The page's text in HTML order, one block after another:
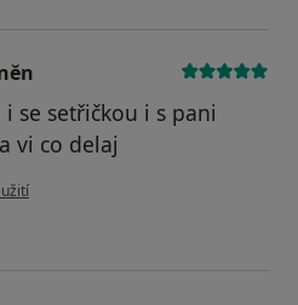
se setřičkou i s pani
vi co delaj
uživatele Váš účet byl odstraněn